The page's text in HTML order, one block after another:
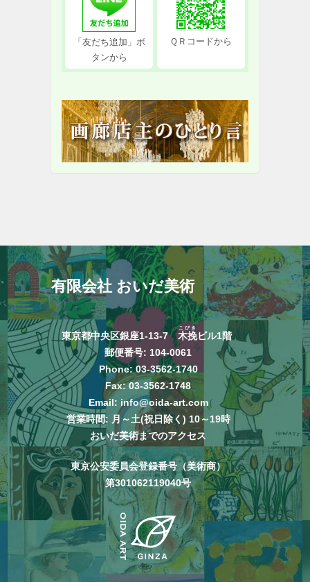
「友だち追加」ボ
タンから
ＱＲコードから
有限会社 おいだ美術
東京都中央区銀座1-13-7木挽
こびき
ビル1階
郵便番号: 104-0061
Phone: 03-3562-1740
Fax: 03-3562-1748
Email: info@oida-art.com
営業時間: 月～土(祝日除く) 10～19時
おいだ美術までのアクセス
東京公安委員会登録番号（美術商）
第301062119040号